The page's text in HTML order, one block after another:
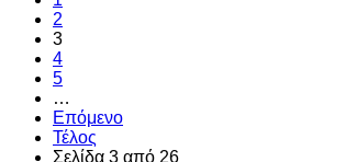
2
3
4
5
…
Επόμενο
Τέλος
Σελίδα 3 από 26